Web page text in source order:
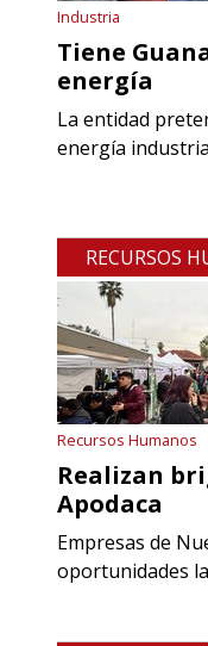
Industria
Tiene
energía
La entidad
energía
RECURSOS
Recursos Humanos
Realizan
Apodaca
Empresas de
oportunidades